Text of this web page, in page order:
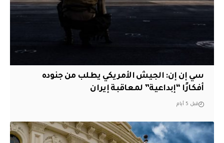
سي إن إن: الجيش الأمريكي يطلب من جنوده
أفكارًا “إبداعية” لمعاقبة إيران
قبل 5 أيام